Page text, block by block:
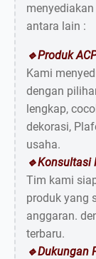
antara lain :
🔹Produk
Kami
dengan
lengkap,
dekorasi,
usaha.
🔹Konsultasi
Tim kami
produk yang
anggaran.
terbaru.
🔹Dukungan